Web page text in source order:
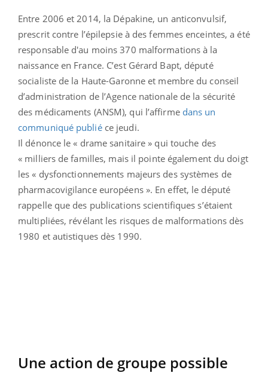
Entre 2006 et 2014, la Dépakine, un anticonvulsif,
prescrit contre l’épilepsie à des femmes enceintes, a été
responsable d'au moins 370 malformations à la
naissance en France. C’est Gérard Bapt, député
socialiste de la Haute-Garonne et membre du conseil
d’administration de l’Agence nationale de la sécurité
des médicaments (ANSM), qui l’affirme dans un
communiqué publiéce jeudi.
Il dénonce le « drame sanitaire » qui touche des
« milliers de familles, mais il pointe également du doigt
les « dysfonctionnements majeurs des systèmes de
pharmacovigilance européens ». En effet, le député
rappelle que des publications scientifiques s’étaient
multipliées, révélant les risques de malformations dès
1980 et autistiques dès 1990.
Une action de groupe possible